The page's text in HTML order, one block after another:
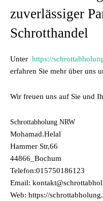
zuverlässiger
Schrotthandel
Unter https://
erfahren Sie mehr über uns
Wir freuen uns auf Sie und
Schrottabholung NRW
Mohamad.Helal
Hammer Str,66
44866_Bochum
Telefon:015750186123
Email:
Web: https://